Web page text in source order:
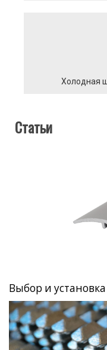
Холодная
Статьи
Выбор и